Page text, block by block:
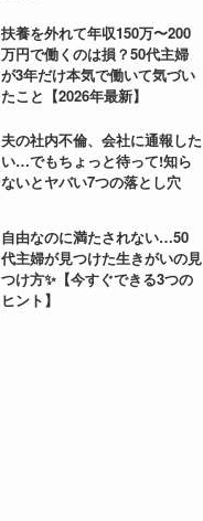
扶養を外れて年収150万〜200
万円で働くのは損？50代主婦
が3年だけ本気で働いて気づい
たこと【2026年最新】
夫の社内不倫、会社に通報した
い…でもちょっと待って!知ら
ないとヤバい7つの落とし穴
自由なのに満たされない…50
代主婦が見つけた生きがいの見
つけ方✨【今すぐできる3つの
ヒント】